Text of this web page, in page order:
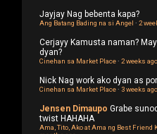
Jayjay Nag bebenta kapa?
Ang Batang Bading na si Angel · 2
Cerjayy Kamusta naman?
dyan?
Cinehan sa Market Place· 2 weeks ago
Nick Nag work ako dyan as
Cinehan sa Market Place· 3 weeks ago
Jensen Dimaupo Grabe
twist HAHAHA
Ama, Tito, Ako at Ama ng Best Friend